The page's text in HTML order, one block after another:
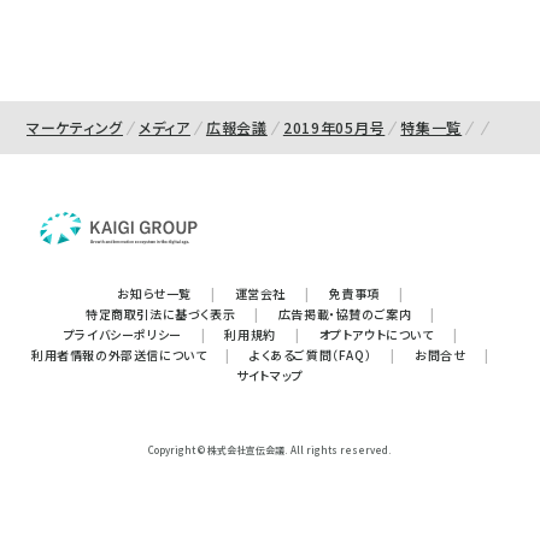
マーケティング メディア 広報会議 2019年05月号 特集一覧
お知らせ一覧 | 運営会社 | 免責事項
|
特定商取引法に基づく表示
| 広告掲載・協賛のご案内
|
プライバシーポリシー
| 利用規約 | オプトアウトについて
|
利用者情報の外部送信について
| よくあるご質問（FAQ） | お問合せ
|
サイトマップ
Copyright © 株式会社宣伝会議. All rights reserved.